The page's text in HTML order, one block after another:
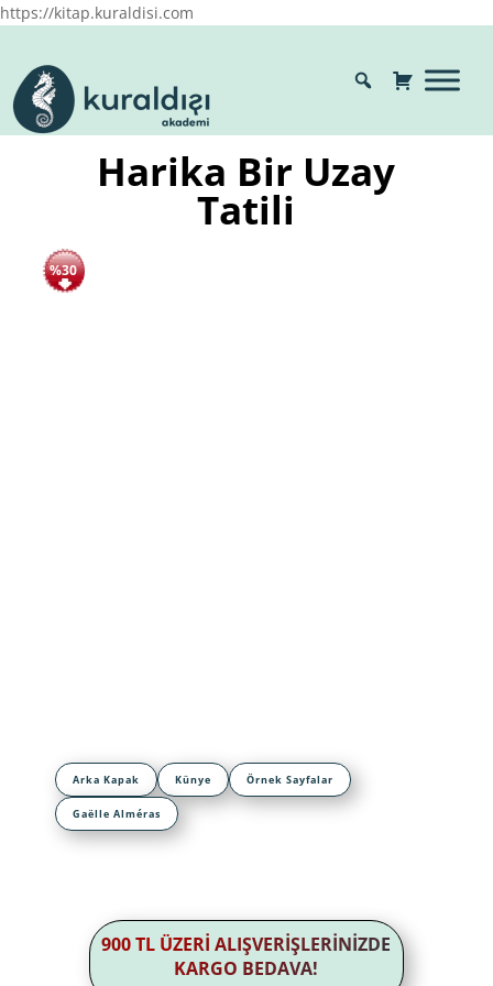
https://kitap.kuraldisi.com
Harika Bir Uzay
Tatili
%30
Arka Kapak Künye Örnek Sayfalar
Gaëlle Alméras
900 TL ÜZERİ ALIŞVERİŞLERİNİZDE
KARGO BEDAVA!